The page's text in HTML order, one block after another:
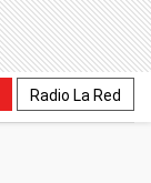
Radio La Red